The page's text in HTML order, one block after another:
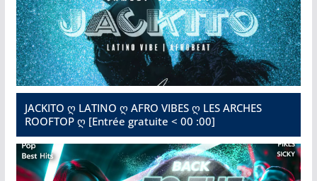
JACKITO ღ LATINO ღ AFRO VIBES ღ LES ARCHES
ROOFTOP ღ [Entrée gratuite < 00 :00]